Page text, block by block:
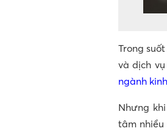
Trong
và dịch
ngành
Nhưng
tâm